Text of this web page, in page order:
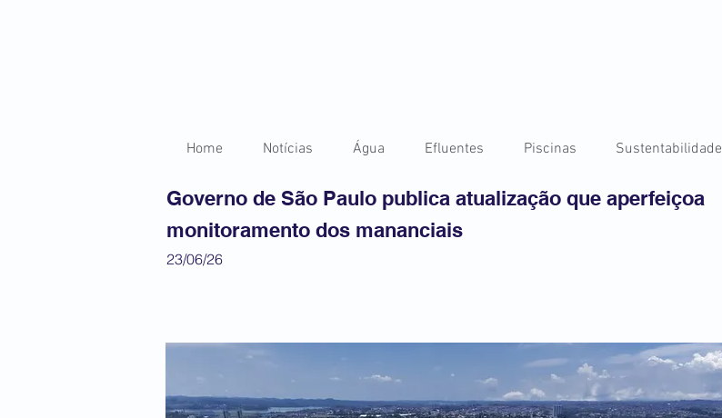
Home Notícias Água Efluentes Piscinas Sustentabilidade
Governo de São Paulo publica atualização que aperfeiçoa
monitoramento dos mananciais
23/06/26